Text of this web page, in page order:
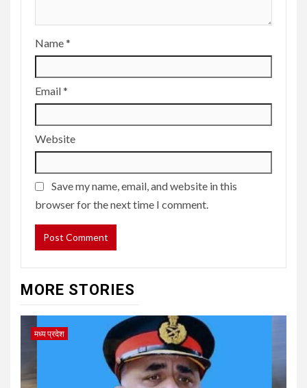
Name*
Email*
Website
Save my name, email, and website in this
browser for the next time I comment.
MORE STORIES
मध्य प्रदेश